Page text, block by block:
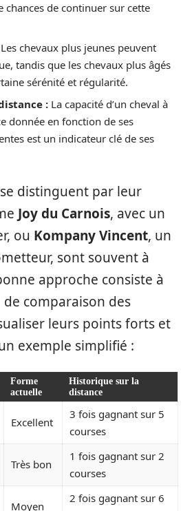
chances de continuer sur cette
Les chevaux plus jeunes peuvent
tandis que les chevaux plus âgés
sérénité et régularité.
: La capacité d’un cheval à
donnée en fonction de ses
est un indicateur clé de ses
distinguent par leur
Joy du Carnois, avec un
ou Kompany Vincent, un
sont souvent à
approche consiste à
comparaison des
leurs points forts et
exemple simplifié :
Forme
actuelle
Historique sur la
distance
Excellent
3 fois gagnant sur 5
courses
Très bon
1 fois gagnant sur 2
courses
Moyen
2 fois gagnant sur 6